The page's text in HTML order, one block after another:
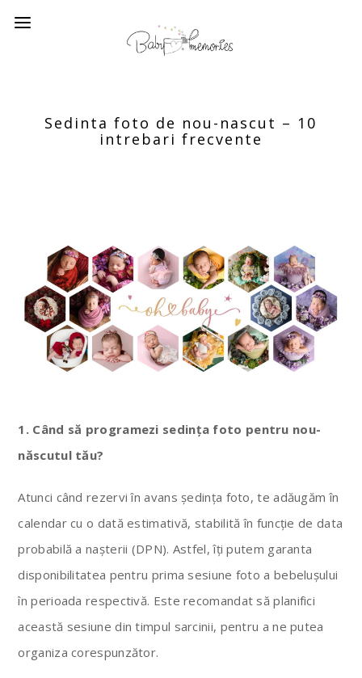
Sedinta foto de nou-nascut – 10
intrebari frecvente
1. Când să programezi sedința foto pentru nou-
născutul tău?
Atunci când rezervi în avans ședința foto, te adăugăm în
calendar cu o dată estimativă, stabilită în funcție de data
probabilă a nașterii (DPN). Astfel, îți putem garanta
disponibilitatea pentru prima sesiune foto a bebelușului
în perioada respectivă. Este recomandat să planifici
această sesiune din timpul sarcinii, pentru a ne putea
organiza corespunzător.